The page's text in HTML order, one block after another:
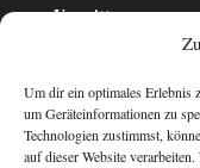
Um dir ein optimales Erlebnis
um Geräteinformationen zu
Technologien zustimmst,
auf dieser Website
Vormittags:
Montag bis
07:30 Uhr bis 12:30
Montag, Mittwoch,
14:00 Uhr bis 18 Uhr